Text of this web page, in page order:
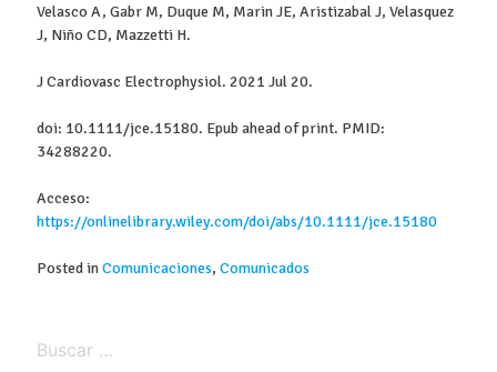
Velasco A, Gabr M, Duque M, Marin JE, Aristizabal J, Velasquez
J, Niño CD, Mazzetti H.
J Cardiovasc Electrophysiol. 2021 Jul 20.
doi: 10.1111/jce.15180. Epub ahead of print. PMID:
34288220.
Acceso:
https://onlinelibrary.wiley.com/doi/abs/10.1111/jce.15180
Posted inComunicaciones, Comunicados